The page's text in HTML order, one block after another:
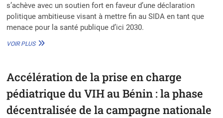
s’achève avec un soutien fort en faveur d’une déclaration
politique ambitieuse visant à mettre fin au SIDA en tant que
menace pour la santé publique d’ici 2030.
VOIR PLUSVIH
NOUVEL
MONDIAL
METTRE
Accélération de la prise en charge
pédiatrique du VIH au Bénin : la phase
décentralisée de la campagne nationale